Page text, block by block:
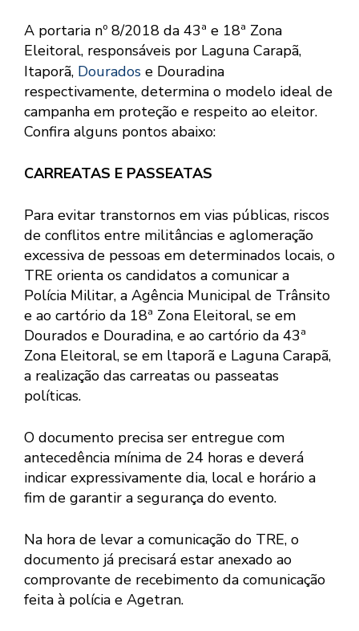
A portaria nº 8/2018 da 43ª e 18ª Zona
Eleitoral, responsáveis por Laguna Carapã,
Itaporã, Dourados e Douradina
respectivamente, determina o modelo ideal de
campanha em proteção e respeito ao eleitor.
Confira alguns pontos abaixo:
CARREATAS E PASSEATAS
Para evitar transtornos em vias públicas, riscos
de conflitos entre militâncias e aglomeração
excessiva de pessoas em determinados locais, o
TRE orienta os candidatos a comunicar a
Polícia Militar, a Agência Municipal de Trânsito
e ao cartório da 18ª Zona Eleitoral, se em
Dourados e Douradina, e ao cartório da 43ª
Zona Eleitoral, se em ltaporã e Laguna Carapã,
a realização das carreatas ou passeatas
políticas.
O documento precisa ser entregue com
antecedência mínima de 24 horas e deverá
indicar expressivamente dia, local e horário a
fim de garantir a segurança do evento.
Na hora de levar a comunicação do TRE, o
documento já precisará estar anexado ao
comprovante de recebimento da comunicação
feita à polícia e Agetran.